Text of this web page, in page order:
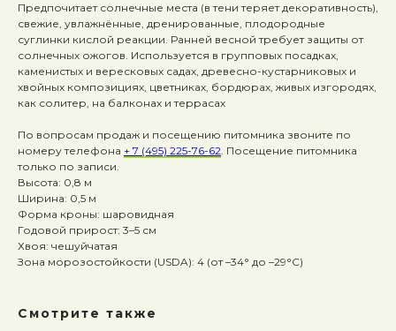
Предпочитает солнечные места (в тени теряет декоративность),
свежие, увлажнённые, дренированные, плодородные
суглинки кислой реакции. Ранней весной требует защиты от
солнечных ожогов. Используется в групповых посадках,
каменистых и вересковых садах, древесно-кустарниковых и
хвойных композициях, цветниках, бордюрах, живых изгородях,
как солитер, на балконах и террасах
По вопросам продаж и посещению питомника звоните по
номеру телефона + 7 (495) 225-76-62. Посещение питомника
только по записи.
Высота: 0,8 м
Ширина: 0,5 м
Форма кроны: шаровидная
Годовой прирост: 3–5 см
Хвоя: чешуйчатая
Зона морозостойкости (USDA): 4 (от –34° до –29°C)
Смотрите также